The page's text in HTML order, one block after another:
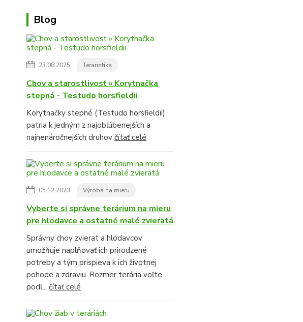
Blog
23.08.2025 Teraristika
Chov a starostlivosť » Korytnačka
stepná - Testudo horsfieldii
Korytnačky stepné (Testudo horsfieldii)
patria k jedným z najobľúbenejších a
najnenáročnejších druhov čítať celé
05.12.2023 Výroba na mieru
Vyberte si správne terárium na mieru
pre hlodavce a ostatné malé zvieratá
Správny chov zvierat a hlodavcov
umožňuje naplňovať ich prirodzené
potreby a tým prispieva k ich životnej
pohode a zdraviu. Rozmer terária voľte
podľ... čítať celé